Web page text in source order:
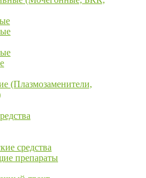
(Плазмозаменители,
средства
препараты